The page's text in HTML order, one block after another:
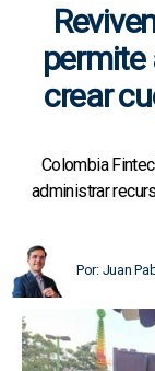
permite
crear
Colombia
administrar
A
u
t
r
Por: Juan